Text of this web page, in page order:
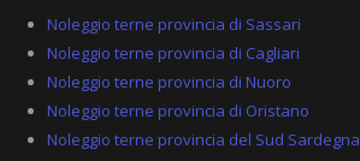
r
k
d
-
a
Noleggio terne provincia di Sassari
Noleggio terne provincia di Cagliari
Noleggio terne provincia di Nuoro
Noleggio terne provincia di Oristano
Noleggio terne provincia del Sud Sardegna